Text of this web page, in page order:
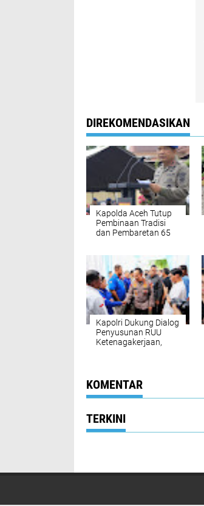
DIREKOMENDASIKAN
Kapolda Aceh Tutup
Pembinaan Tradisi
dan Pembaretan 65
Kapolri Dukung Dialog
Penyusunan RUU
Ketenagakerjaan,
KOMENTAR
TERKINI